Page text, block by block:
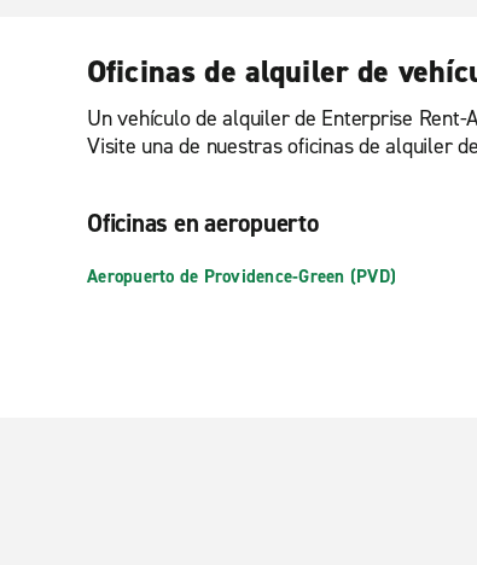
Oficinas de alquiler de
Un vehículo de alquiler de Enterprise
Visite una de nuestras oficinas de alquiler
Oficinas en aeropuerto
Aeropuerto de Providence-Green (PVD)